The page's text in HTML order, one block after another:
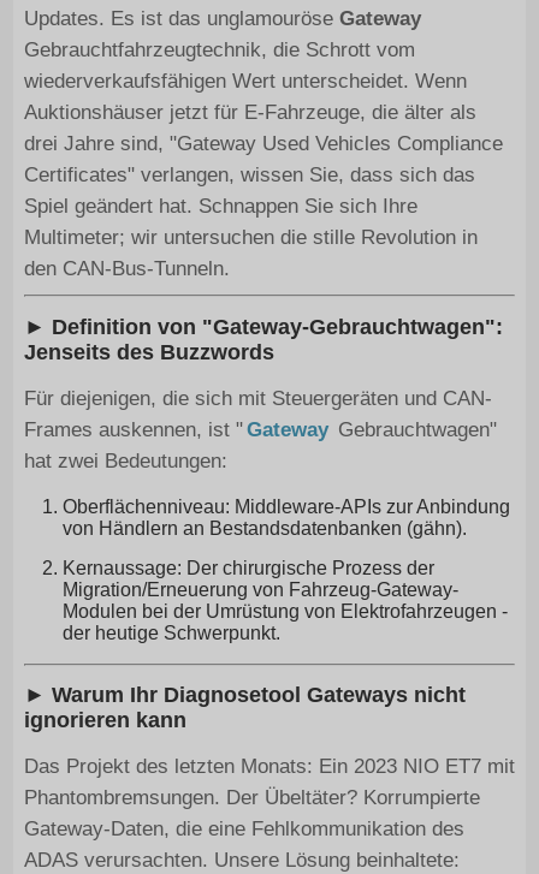
Updates. Es ist das unglamouröse Gateway
Gebrauchtfahrzeugtechnik, die Schrott vom
wiederverkaufsfähigen Wert unterscheidet. Wenn
Auktionshäuser jetzt für E-Fahrzeuge, die älter als
drei Jahre sind, "Gateway Used Vehicles Compliance
Certificates" verlangen, wissen Sie, dass sich das
Spiel geändert hat. Schnappen Sie sich Ihre
Multimeter; wir untersuchen die stille Revolution in
den CAN-Bus-Tunneln.
► Definition von "Gateway-Gebrauchtwagen":
Jenseits des Buzzwords
Für diejenigen, die sich mit Steuergeräten und CAN-
Frames auskennen, ist "Gateway Gebrauchtwagen"
hat zwei Bedeutungen:
Oberflächenniveau: Middleware-APIs zur Anbindung
von Händlern an Bestandsdatenbanken (gähn).
Kernaussage: Der chirurgische Prozess der
Migration/Erneuerung von Fahrzeug-Gateway-
Modulen bei der Umrüstung von Elektrofahrzeugen -
der heutige Schwerpunkt.
► Warum Ihr Diagnosetool Gateways nicht
ignorieren kann
Das Projekt des letzten Monats: Ein 2023 NIO ET7 mit
Phantombremsungen. Der Übeltäter? Korrumpierte
Gateway-Daten, die eine Fehlkommunikation des
ADAS verursachten. Unsere Lösung beinhaltete: